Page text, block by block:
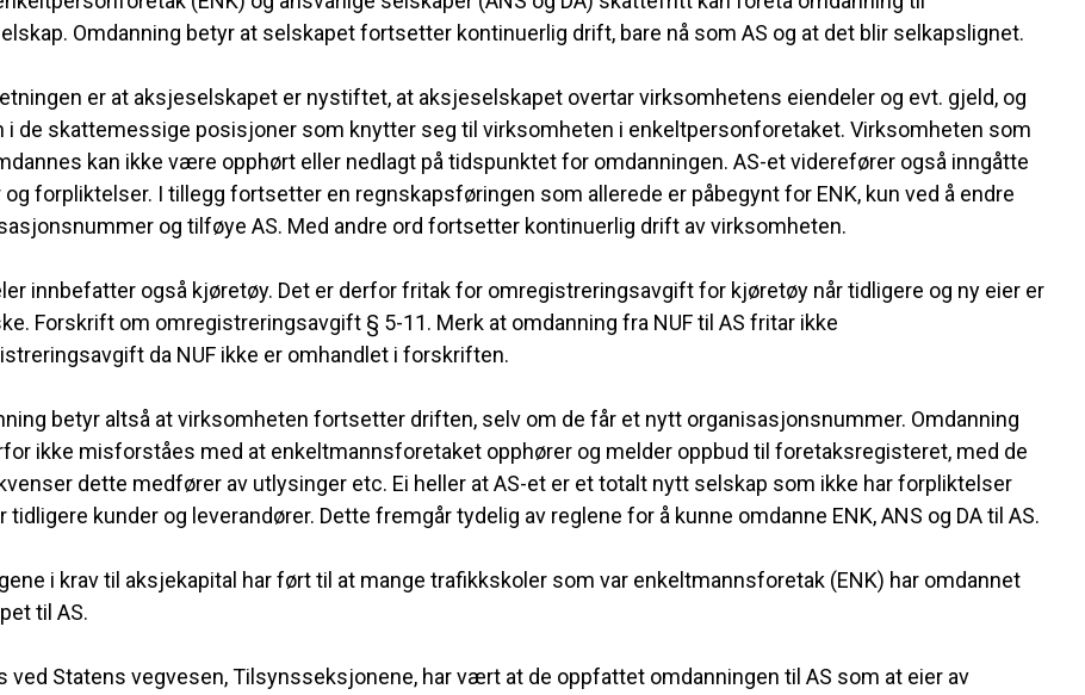
Omdanning betyr at selskapet fortsetter kontinuerlig drift, bare nå som AS og at det blir selkapslignet.
er at aksjeselskapet er nystiftet, at aksjeselskapet overtar virksomhetens eiendeler og evt. gjeld, og
i de skattemessige posisjoner som knytter seg til virksomheten i enkeltpersonforetaket. Virksomheten som
kan ikke være opphørt eller nedlagt på tidspunktet for omdanningen. AS-et viderefører også inngåtte
og forpliktelser. I tillegg fortsetter en regnskapsføringen som allerede er påbegynt for ENK, kun ved å endre
og tilføye AS. Med andre ord fortsetter kontinuerlig drift av virksomheten.
innbefatter også kjøretøy. Det er derfor fritak for omregistreringsavgift for kjøretøy når tidligere og ny eier er
Forskrift om omregistreringsavgift § 5-11. Merk at omdanning fra NUF til AS fritar ikke
da NUF ikke er omhandlet i forskriften.
betyr altså at virksomheten fortsetter driften, selv om de får et nytt organisasjonsnummer. Omdanning
ikke misforståes med at enkeltmannsforetaket opphører og melder oppbud til foretaksregisteret, med de
dette medfører av utlysinger etc. Ei heller at AS-et er et totalt nytt selskap som ikke har forpliktelser
tidligere kunder og leverandører. Dette fremgår tydelig av reglene for å kunne omdanne ENK, ANS og DA til AS.
i krav til aksjekapital har ført til at mange trafikkskoler som var enkeltmannsforetak (ENK) har omdannet
til AS.
ved Statens vegvesen, Tilsynsseksjonene, har vært at de oppfattet omdanningen til AS som at eier av